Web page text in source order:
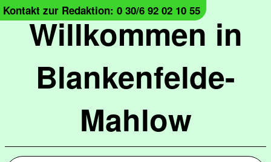
Willkommen in
Blankenfelde-
Mahlow
Kontakt zur Redaktion: 0 30/6 92 02 10 55